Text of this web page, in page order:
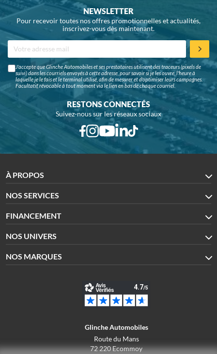
NEWSLETTER
Pour recevoir toutes nos offres promotionnelles et actualités,
inscrivez-vous dès maintenant.
J'accepte que Glinche Automobiles et ses prestataires utilisent des traceurs (pixels de
suivi) dans les courriels envoyés à cette adresse, pour savoir si je les ouvre, l'heure à
laquelle je le fais et le terminal utilisé, afin de mesurer et d'optimiser leurs campagnes.
Facultatif, révocable à tout moment via le lien en bas de chaque courriel.
RESTONS CONNECTÉS
Suivez-nous sur les réseaux sociaux
À PROPOS
NOS SERVICES
FINANCEMENT
NOS UNIVERS
NOS MARQUES
Glinche Automobiles
Route du Mans
72 220 Ecommoy